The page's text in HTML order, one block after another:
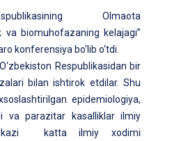
Olmaota
biomuhofazaning kelajagi”
konferensiya bo‘lib o‘tdi.
Respublikasidan bir
bilan ishtirok etdilar. Shu
epidemiologiya,
va parazitar kasalliklar ilmiy
katta ilmiy xodimi